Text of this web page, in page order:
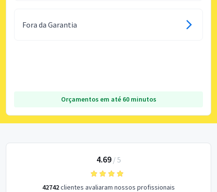
Fora da Garantia
Orçamentos em até 60 minutos
4.69/ 5
42742clientes avaliaram nossos profissionais